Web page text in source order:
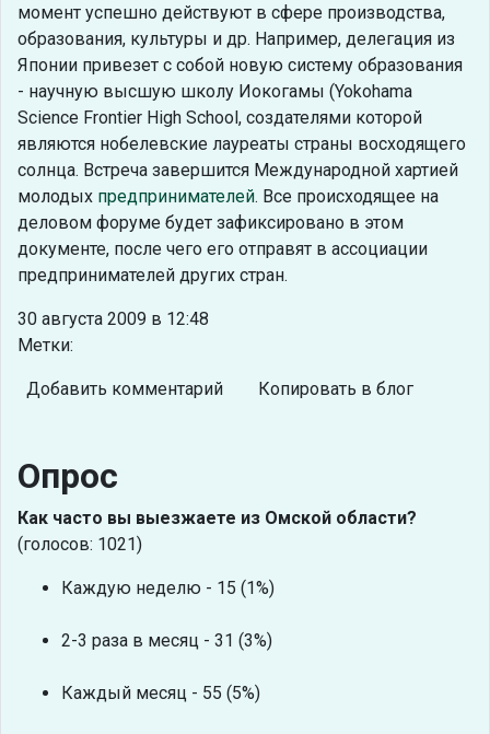
момент успешно действуют в сфере производства,
образования, культуры и др. Например, делегация из
Японии привезет с собой новую систему образования
- научную высшую школу Иокогамы (Yokohama
Science Frontier High School, создателями которой
являются нобелевские лауреаты страны восходящего
солнца. Встреча завершится Международной хартией
молодых предпринимателей. Все происходящее на
деловом форуме будет зафиксировано в этом
документе, после чего его отправят в ассоциации
предпринимателей других стран.
30 августа 2009 в 12:48
Метки:
Добавить комментарий Копировать в блог
Опрос
Как часто вы выезжаете из Омской области?
(голосов: 1021)
Каждую неделю - 15 (1%)
2-3 раза в месяц - 31 (3%)
Каждый месяц - 55 (5%)